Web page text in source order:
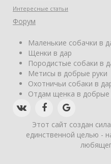
Интересные статьи
Форум
Маленькие собачки в
Щенки в дар
Породистые собаки в
Метисы в добрые руки
Охотничьи собаки в
Отдам щенка в добрые
Этот сайт создан
единственной целью -